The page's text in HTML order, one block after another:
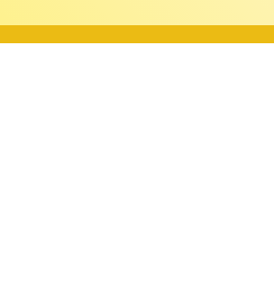
@Daniela_Salazar